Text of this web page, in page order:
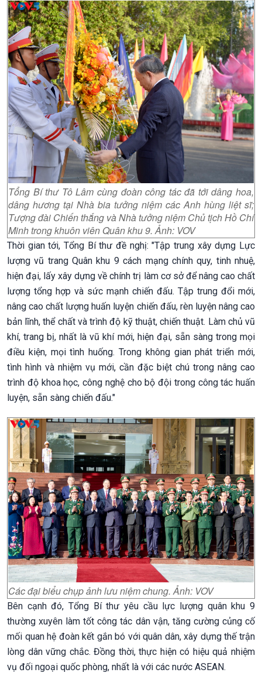
Tổng Bí thư Tô Lâm cùng đoàn công tác đã tới dâng hoa,
dâng hương tại Nhà bia tưởng niệm các Anh hùng liệt sĩ;
Tượng đài Chiến thắng và Nhà tưởng niệm Chủ tịch Hồ Chí
Minh trong khuôn viên Quân khu 9. Ảnh: VOV
Thời gian tới, Tổng Bí thư đề nghị: "Tập trung xây dựng Lực
lượng vũ trang Quân khu 9 cách mạng chính quy, tinh nhuệ,
hiện đại, lấy xây dựng về chính trị làm cơ sở để nâng cao chất
lượng tổng hợp và sức mạnh chiến đấu. Tập trung đổi mới,
nâng cao chất lượng huấn luyện chiến đấu, rèn luyện nâng cao
bản lĩnh, thể chất và trình độ kỹ thuật, chiến thuật. Làm chủ vũ
khí, trang bị, nhất là vũ khí mới, hiện đại, sẵn sàng trong mọi
điều kiện, mọi tình huống. Trong không gian phát triển mới,
tình hình và nhiệm vụ mới, cần đặc biệt chú trong nâng cao
trình độ khoa học, công nghệ cho bộ đội trong công tác huấn
luyện, sẵn sàng chiến đấu."
Các đại biểu chụp ảnh lưu niệm chung. Ảnh: VOV
Bên cạnh đó, Tổng Bí thư yêu cầu lực lượng quân khu 9
thường xuyên làm tốt công tác dân vận, tăng cường củng cố
mối quan hệ đoàn kết gắn bó với quân dân, xây dựng thế trận
lòng dân vững chắc. Đồng thời, thực hiện có hiệu quả nhiệm
vụ đối ngoại quốc phòng, nhất là với các nước ASEAN.